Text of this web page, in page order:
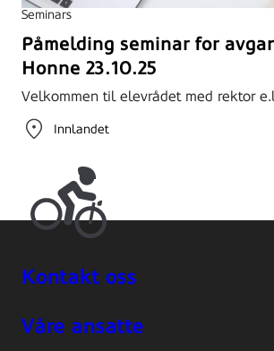
Seminars
Påmelding seminar for
Honne 23.10.25
Velkommen til elevrådet med rektor
Innlandet
Kontakt oss
Våre ansatte